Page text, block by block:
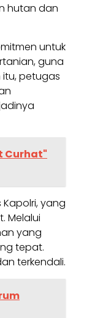
hutan dan
untuk
guna
petugas
Curhat"
Kapolri, yang
Melalui
yang
tepat.
terkendali.